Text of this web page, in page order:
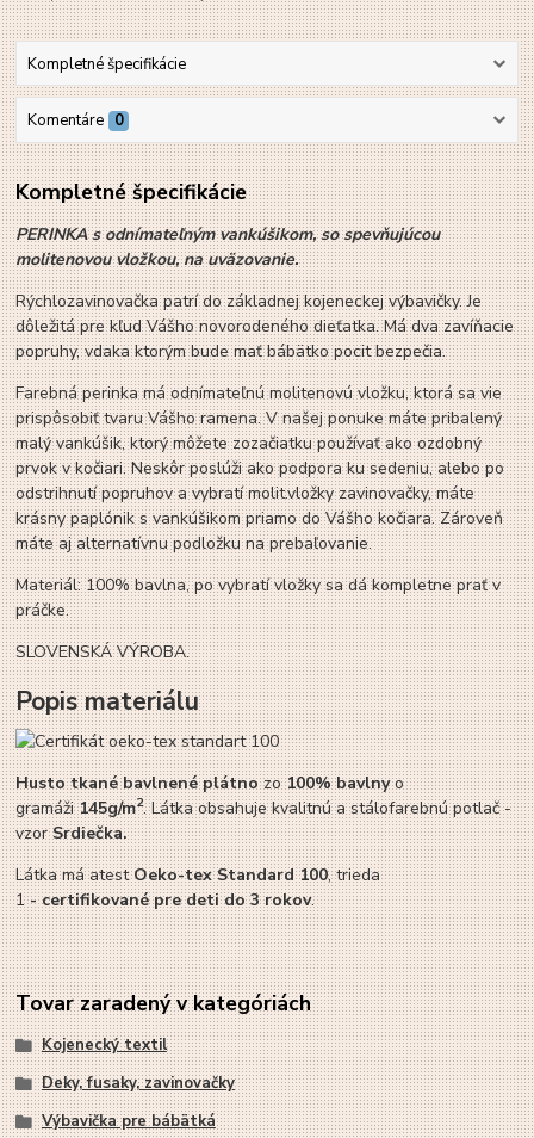
Kompletné špecifikácie
Komentáre 0
Kompletné špecifikácie
PERINKA s odnímateľným vankúšikom, so spevňujúcou
molitenovou vložkou, na uväzovanie.
Rýchlozavinovačka patrí do základnej kojeneckej výbavičky. Je
dôležitá pre kľud Vášho novorodeného dieťatka. Má dva zavíňacie
popruhy, vdaka ktorým bude mať bábätko pocit bezpečia.
Farebná perinka má odnímateľnú molitenovú vložku, ktorá sa vie
prispôsobiť tvaru Vášho ramena. V našej ponuke máte pribalený
malý vankúšik, ktorý môžete zozačiatku používať ako ozdobný
prvok v kočiari. Neskôr poslúži ako podpora ku sedeniu, alebo po
odstrihnutí popruhov a vybratí molit.vložky zavinovačky, máte
krásny paplónik s vankúšikom priamo do Vášho kočiara. Zároveň
máte aj alternatívnu podložku na prebaľovanie.
Materiál: 100% bavlna, po vybratí vložky sa dá kompletne prať v
práčke.
SLOVENSKÁ VÝROBA.
Popis materiálu
Husto tkané bavlnené plátnozo100% bavlnyo
gramáži145g/m2. Látka obsahuje kvalitnú a stálofarebnú potlač -
vzorSrdiečka.
Látka má atestOeko-tex Standard 100, trieda
1- certifikované pre deti do 3 rokov.
Tovar zaradený v kategóriách
Kojenecký textil
Deky, fusaky, zavinovačky
Výbavička pre bábätká